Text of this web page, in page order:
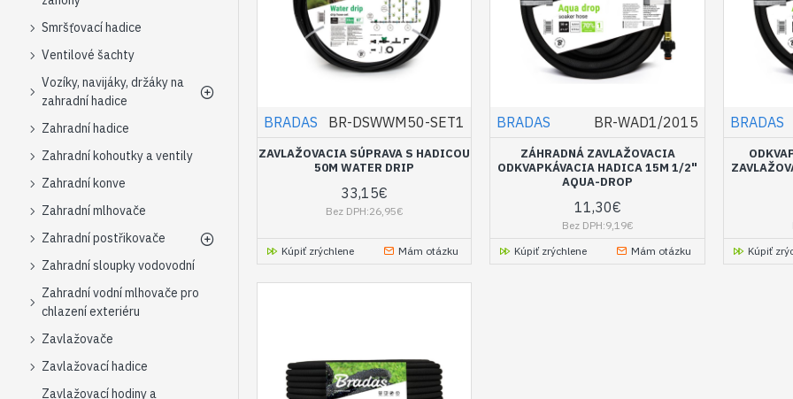
Smršťovací hadice
Ventilové šachty
Vozíky, navijáky, držáky na
zahradní hadice
Zahradní hadice
Zahradní kohoutky a ventily
Zahradní konve
Zahradní mlhovače
Zahradní postřikovače
Zahradní sloupky vodovodní
Zahradní vodní mlhovače pro
chlazení exteriéru
Zavlažovače
Zavlažovací hadice
Zavlažovací hodiny a
BRADAS BR-DSWWM50-SET1
ZAVLAŽOVACIA SÚPRAVA S HADICOU
50M WATER DRIP
33,15€
Bez DPH:26,95€
Kúpiť zrýchlene Mám otázku
BRADAS BR-WAD1/2015
ZÁHRADNÁ ZAVLAŽOVACIA
ODKVAPKÁVACIA HADICA 15M 1/2"
AQUA-DROP
11,30€
Bez DPH:9,19€
Kúpiť zrýchlene
Mám otázku
BRADAS
Kúpiť